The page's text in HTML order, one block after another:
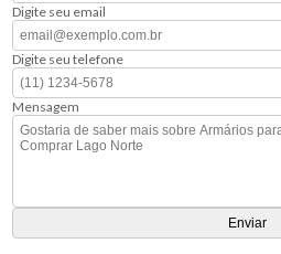
Digite seu email
Digite seu telefone
Mensagem